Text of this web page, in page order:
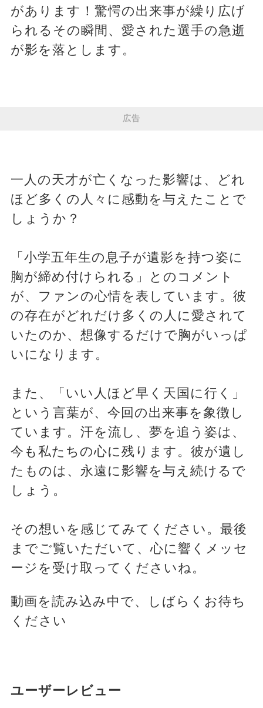
があります！驚愕の出来事が繰り広げ
られるその瞬間、愛された選手の急逝
が影を落とします。
広告
一人の天才が亡くなった影響は、どれ
ほど多くの人々に感動を与えたことで
しょうか？
「小学五年生の息子が遺影を持つ姿に
胸が締め付けられる」とのコメント
が、ファンの心情を表しています。彼
の存在がどれだけ多くの人に愛されて
いたのか、想像するだけで胸がいっぱ
いになります。
また、「いい人ほど早く天国に行く」
という言葉が、今回の出来事を象徴し
ています。汗を流し、夢を追う姿は、
今も私たちの心に残ります。彼が遺し
たものは、永遠に影響を与え続けるで
しょう。
その想いを感じてみてください。最後
までご覧いただいて、心に響くメッセ
ージを受け取ってくださいね。
動画を読み込み中で、しばらくお待ち
ください
ユーザーレビュー